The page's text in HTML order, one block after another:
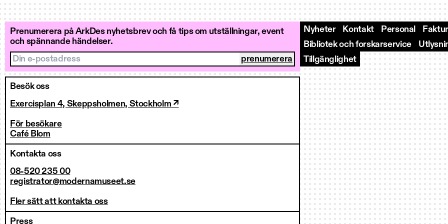
Prenumerera på ArkDes nyhetsbrev och få tips om utställningar, event
och spännande händelser.
Din e-postadress
Besök oss
Exercisplan 4, Skeppsholmen, Stockholm ↗
För besökare
Café Blom
Kontakta oss
08-520 235 00
registrator@modernamuseet.se
Fler sätt att kontakta oss
Press
Nyheter Kontakt Personal
Bibliotek och forskarservice
Tillgänglighet